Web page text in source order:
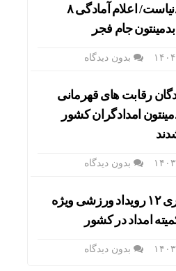
سراسر دنیاست/ اعلام آمادگی ۸
جام فجر
بدون دیدگاه
رقابت های قهرمانی
امدادگران کشور
بدون دیدگاه
برگزاری ۱۲ رویداد ورزشی ویژه
امداد در کشور
بدون دیدگاه